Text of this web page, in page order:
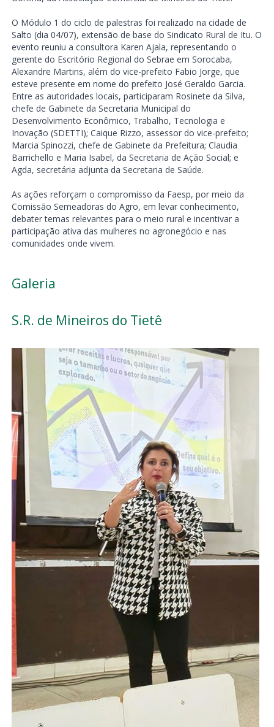
O Módulo 1 do ciclo de palestras foi realizado na cidade de
Salto (dia 04/07), extensão de base do Sindicato Rural de Itu. O
evento reuniu a consultora Karen Ajala, representando o
gerente do Escritório Regional do Sebrae em Sorocaba,
Alexandre Martins, além do vice-prefeito Fabio Jorge, que
esteve presente em nome do prefeito José Geraldo Garcia.
Entre as autoridades locais, participaram Rosinete da Silva,
chefe de Gabinete da Secretaria Municipal do
Desenvolvimento Econômico, Trabalho, Tecnologia e
Inovação (SDETTI); Caique Rizzo, assessor do vice-prefeito;
Marcia Spinozzi, chefe de Gabinete da Prefeitura; Claudia
Barrichello e Maria Isabel, da Secretaria de Ação Social; e
Agda, secretária adjunta da Secretaria de Saúde.
As ações reforçam o compromisso da Faesp, por meio da
Comissão Semeadoras do Agro, em levar conhecimento,
debater temas relevantes para o meio rural e incentivar a
participação ativa das mulheres no agronegócio e nas
comunidades onde vivem.
Galeria
S.R. de Mineiros do Tietê